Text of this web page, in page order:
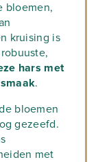
bloemen,
kruising is
hars met
.
bloemen
gezeefd.
met